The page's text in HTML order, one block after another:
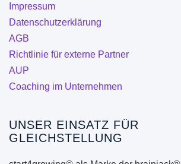
Impressum
Datenschutzerklärung
AGB
Richtlinie für externe Partner
AUP
Coaching im Unternehmen
UNSER EINSATZ FÜR
GLEICHSTELLUNG